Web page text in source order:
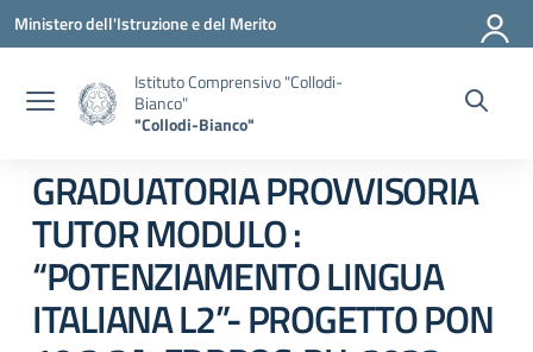
Vai ai contenuti
Vai al menu di navigazione
Vai al footer
Ministero dell'Istruzione e del Merito
Istituto Comprensivo "Collodi-
Bianco"
"Collodi-Bianco"
GRADUATORIA PROVVISORIA
TUTOR MODULO :
“POTENZIAMENTO LINGUA
ITALIANA L2”- PROGETTO PON